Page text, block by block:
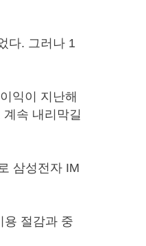
다. 그러나 1
익이 지난해
속 내리막길
삼성전자 IM
용 절감과 중